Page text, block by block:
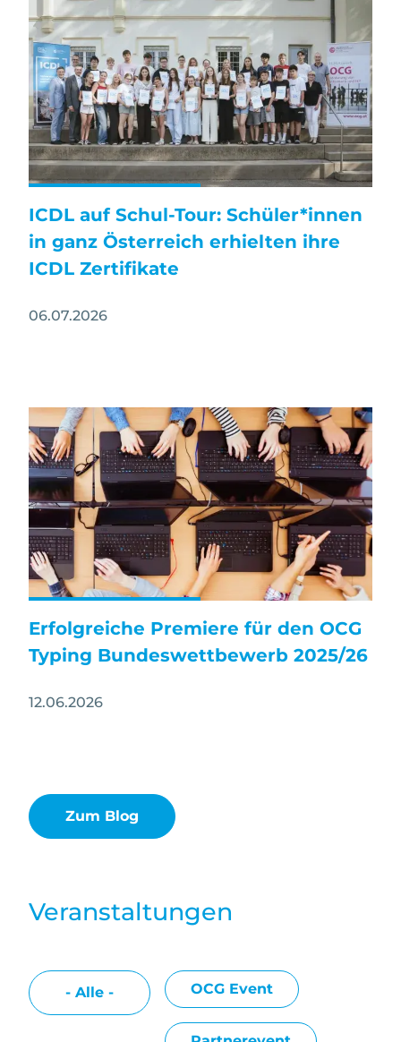
Image
ICDL auf Schul-Tour: Schüler*innen
in ganz Österreich erhielten ihre
ICDL Zertifikate
06.07.2026
Image
Erfolgreiche Premiere für den OCG
Typing Bundeswettbewerb 2025/26
12.06.2026
Zum Blog
Veranstaltungen
- Alle - OCG Event